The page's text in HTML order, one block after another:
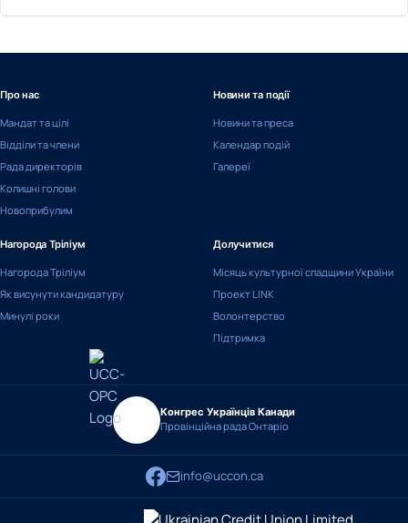
Про нас
Мандат та цілі
Відділи та члени
Рада директорів
Колишні голови
Новоприбулим
Новини та події
Новини та преса
Календар подій
Галереї
Нагорода Тріліум
Нагорода Тріліум
Як висунути кандидатуру
Минулі роки
Долучитися
Місяць культурної спадщини України
Проект LINK
Волонтерство
Підтримка
Конгрес Українців Канади
Провінційна рада Онтаріо
info@uccon.ca